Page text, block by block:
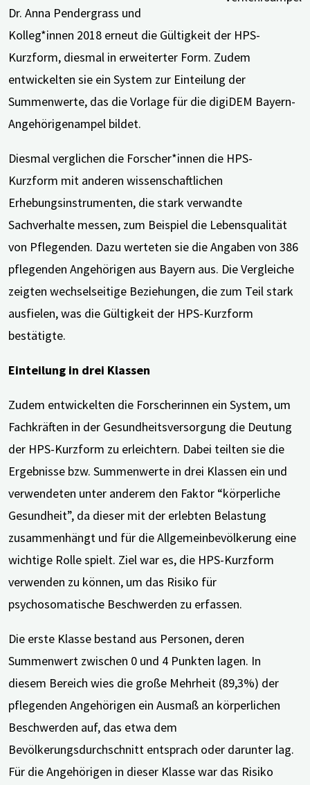
Dr. Anna Pendergrass und
Kolleg*innen 2018 erneut die Gültigkeit der HPS-
Kurzform, diesmal in erweiterter Form. Zudem
entwickelten sie ein System zur Einteilung der
Summenwerte, das die Vorlage für die digiDEM Bayern-
Angehörigenampel bildet.
Diesmal verglichen die Forscher*innen die HPS-
Kurzform mit anderen wissenschaftlichen
Erhebungsinstrumenten, die stark verwandte
Sachverhalte messen, zum Beispiel die Lebensqualität
von Pflegenden. Dazu werteten sie die Angaben von 386
pflegenden Angehörigen aus Bayern aus. Die Vergleiche
zeigten wechselseitige Beziehungen, die zum Teil stark
ausfielen, was die Gültigkeit der HPS-Kurzform
bestätigte.
Einteilung in drei Klassen
Zudem entwickelten die Forscherinnen ein System, um
Fachkräften in der Gesundheitsversorgung die Deutung
der HPS-Kurzform zu erleichtern. Dabei teilten sie die
Ergebnisse bzw. Summenwerte in drei Klassen ein und
verwendeten unter anderem den Faktor “körperliche
Gesundheit”, da dieser mit der erlebten Belastung
zusammenhängt und für die Allgemeinbevölkerung eine
wichtige Rolle spielt. Ziel war es, die HPS-Kurzform
verwenden zu können, um das Risiko für
psychosomatische Beschwerden zu erfassen.
Die erste Klasse bestand aus Personen, deren
Summenwert zwischen 0 und 4 Punkten lagen. In
diesem Bereich wies die große Mehrheit (89,3%) der
pflegenden Angehörigen ein Ausmaß an körperlichen
Beschwerden auf, das etwa dem
Bevölkerungsdurchschnitt entsprach oder darunter lag.
Für die Angehörigen in dieser Klasse war das Risiko